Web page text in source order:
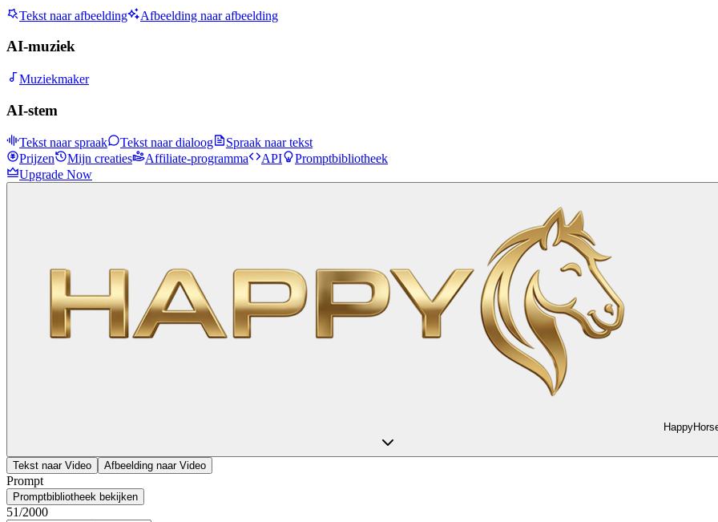
Tekst naar afbeelding Afbeelding naar afbeelding
AI-muziek
Muziekmaker
AI-stem
Tekst naar spraak Tekst naar dialoog
Spraak naar tekst
Prijzen
Mijn creaties Affiliate-programma API
Promptbibliotheek
Upgrade Now
Tekst naar Video Afbeelding naar Video
Prompt
Promptbibliotheek bekijken
51/2000